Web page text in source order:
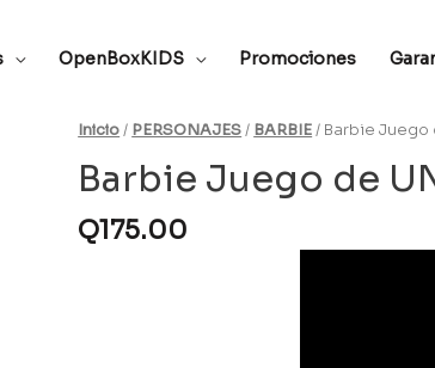
OpenBoxKIDS Promociones
Inicio/ PERSONAJES/ BARBIE/ Barbie Juego
Barbie Juego de
Q175.00